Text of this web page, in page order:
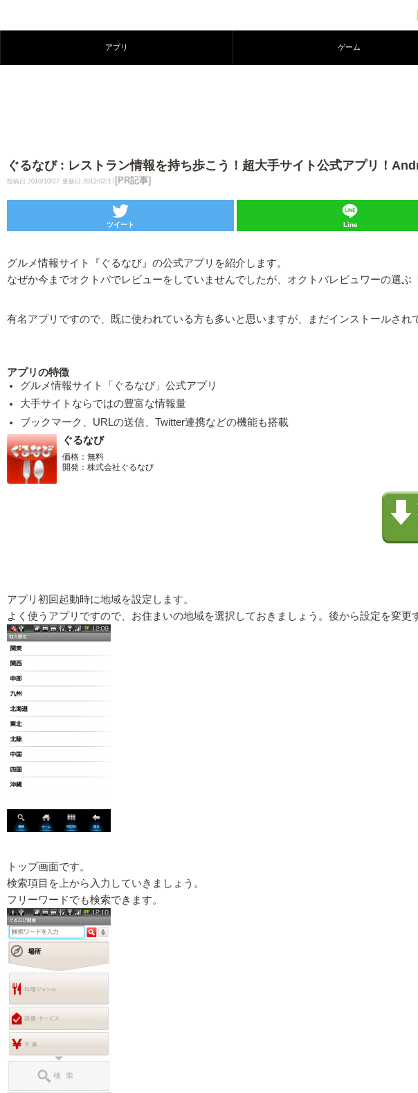
アプリ ゲーム
ぐるなび : レストラン情報を持ち歩こう！超大手サイト公式アプリ！
投稿日:2010/10/27 更新日:2012/02/17 [PR記事]
ツイート Line
グルメ情報サイト『ぐるなび』の公式アプリを紹介します。
なぜか今までオクトバでレビューをしていませんでしたが、オクトバレビュワーの選ぶ「
有名アプリですので、既に使われている方も多いと思いますが、まだインストールされ
アプリの特徴
グルメ情報サイト「ぐるなび」公式アプリ
大手サイトならではの豊富な情報量
ブックマーク、URLの送信、Twitter連携などの機能も搭載
ぐるなび
価格：無料
開発：株式会社ぐるなび
アプリ初回起動時に地域を設定します。
よく使うアプリですので、お住まいの地域を選択しておきましょう。後から設定を変更
トップ画面です。
検索項目を上から入力していきましょう。
フリーワードでも検索できます。